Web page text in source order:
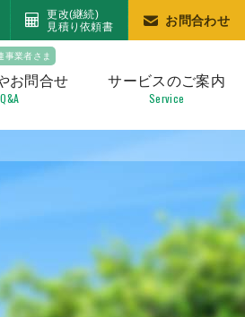
事業者さま
お問合せ
Q&A
サービスのご案内
Service
更改(継続)
見積り依頼書
お問合わせ